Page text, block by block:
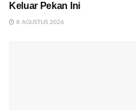
Keluar Pekan Ini
8 AGUSTUS 2026